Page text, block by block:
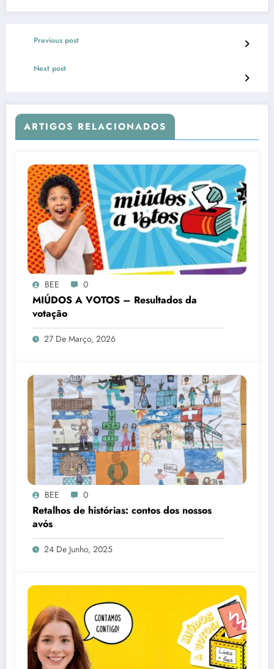
Previous post
Next post
ARTIGOS RELACIONADOS
BEE 0
MIÚDOS A VOTOS – Resultados da
votação
27 De Março, 2026
BEE 0
Retalhos de histórias: contos dos nossos
avós
24 De Junho, 2025